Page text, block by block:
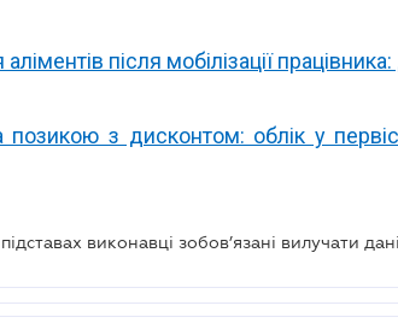
після мобілізації
з дисконтом: облік у